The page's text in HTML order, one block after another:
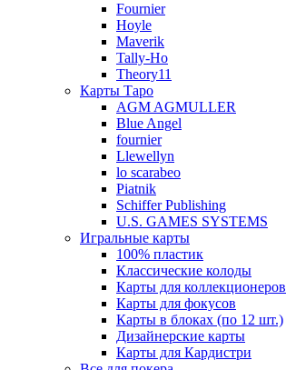
Fournier
Hoyle
Maverik
Tally-Ho
Theory11
Карты Таро
AGM AGMULLER
Blue Angel
fournier
Llewellyn
lo scarabeo
Piatnik
Schiffer Publishing
U.S. GAMES SYSTEMS
Игральные карты
100% пластик
Классические колоды
Карты для коллекционеров
Карты для фокусов
Карты в блоках (по 12 шт.)
Дизайнерские карты
Карты для Кардистри